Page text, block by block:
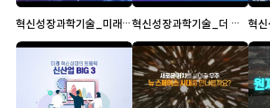
혁신성장과학기술_미래를 바꾸는 기술 \'5G\' 혁신성장과학기술_더 나은 미래를 위한 기술 A.I